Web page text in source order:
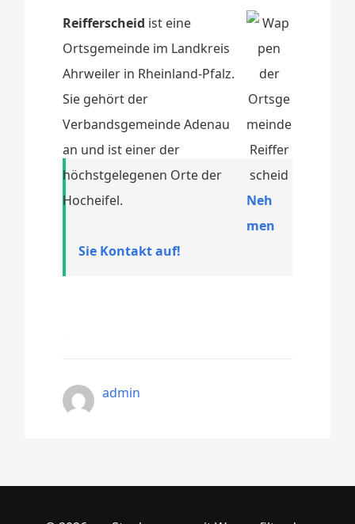
Reifferscheid ist eine
Ortsgemeinde im Landkreis
Ahrweiler in Rheinland-Pfalz.
Sie gehört der
Verbandsgemeinde Adenau
an und ist einer der
höchstgelegenen Orte der
Hocheifel.
Neh
men
Sie Kontakt auf!
admin